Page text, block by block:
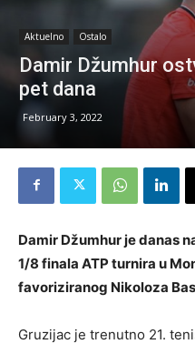
Aktuelno Ostalo
Damir Džumhur
pet dana
February 3, 2022
Damir Džumhur je danas
1/8 finala ATP turnira u
favoriziranog Nikoloza
Gruzijac je trenutno 21.